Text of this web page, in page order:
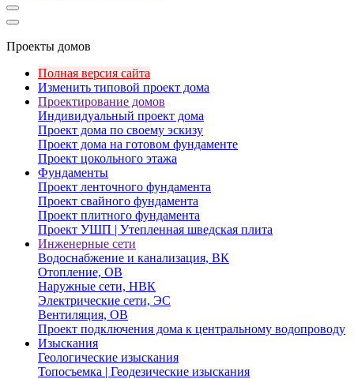
Проекты домов
Полная версия сайта
Изменить типовой проект дома
Проектирование домов
Индивидуальный проект дома
Проект дома по своему эскизу
Проект дома на готовом фундаменте
Проект цокольного этажа
Фундаменты
Проект ленточного фундамента
Проект свайного фундамента
Проект плитного фундамента
Проект УШП | Утепленная шведская плита
Инженерные сети
Водоснабжение и канализация, ВК
Отопление, ОВ
Наружные сети, НВК
Электрические сети, ЭС
Вентиляция, ОВ
Проект подключения дома к центральному водопроводу
Изыскания
Геологические изыскания
Топосъемка | Геодезические изыскания